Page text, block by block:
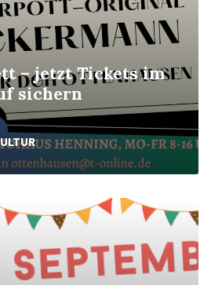
– jetzt Tickets im
sichern